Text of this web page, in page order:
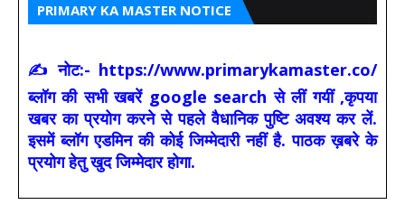
PRIMARY KA MASTER NOTICE
✍ नोट:- https://www.primarykamaster.co/
ब्लॉग की सभी खबरें google search से लीं गयीं ,कृपया
खबर का प्रयोग करने से पहले वैधानिक पुष्टि अवश्य कर लें.
इसमें ब्लॉग एडमिन की कोई जिम्मेदारी नहीं है. पाठक ख़बरे के
प्रयोग हेतु खुद जिम्मेदार होगा.